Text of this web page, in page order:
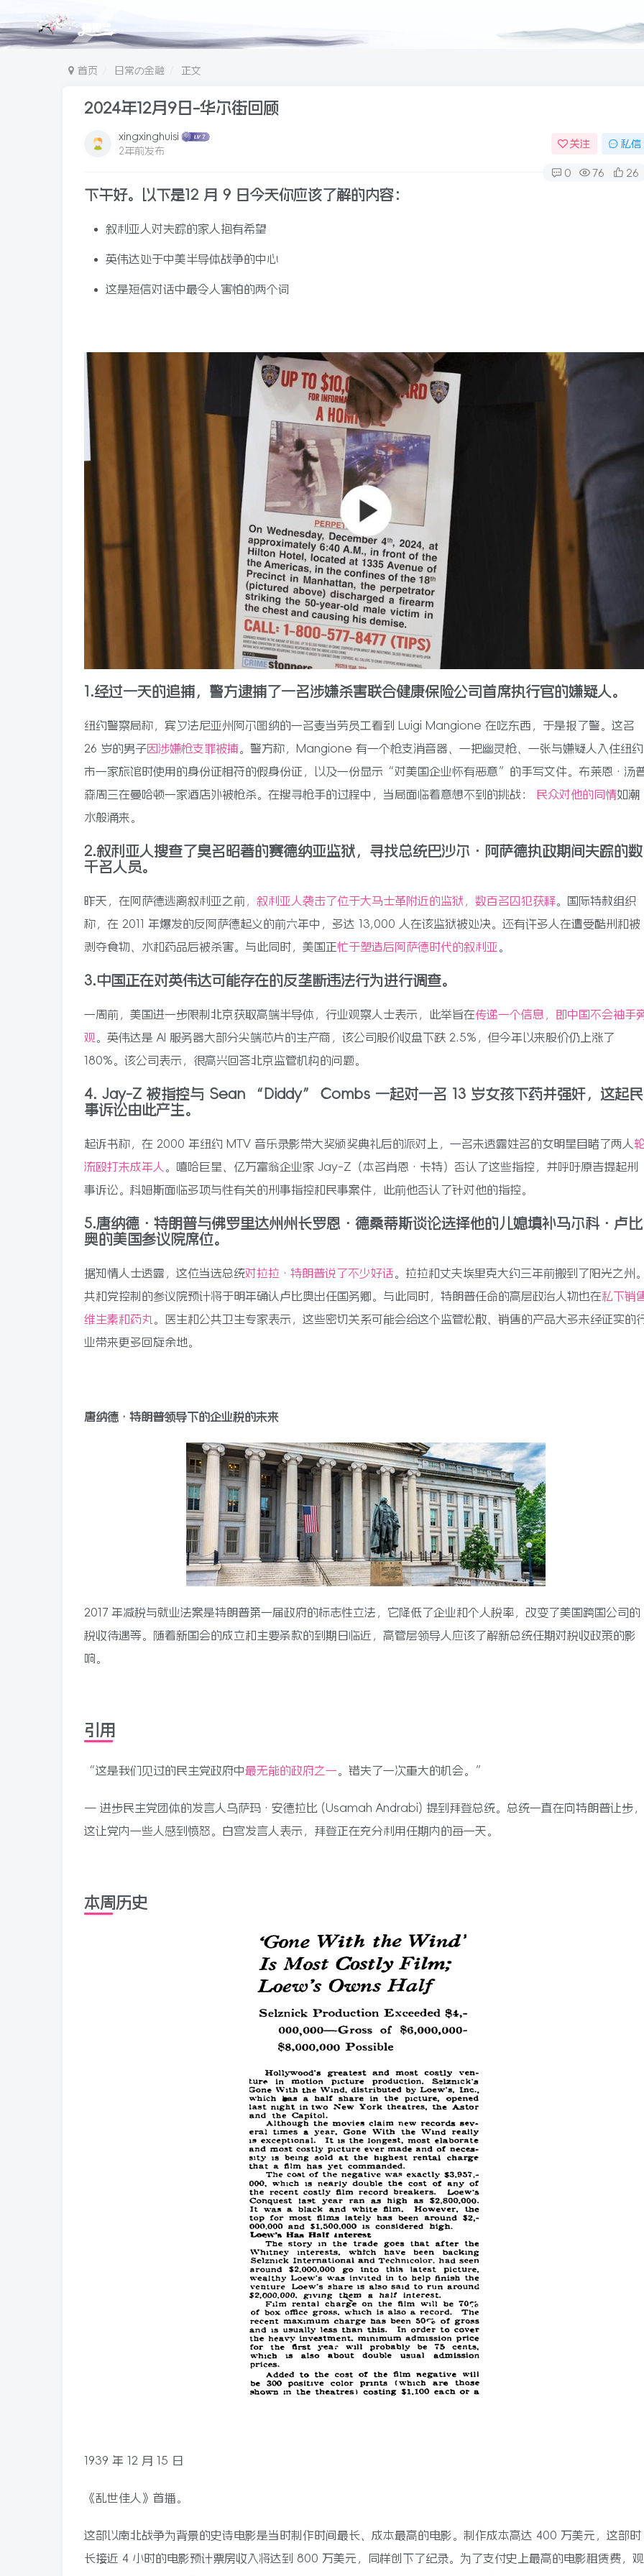
首页 日常の金融 正文
2024年12月9日-华尔街回顾
xingxinghuisi
2年前发布
关注 私信
0 76 26
下午好。以下是12 月 9 日今天你应该了解的内容：
叙利亚人对失踪的家人抱有希望
英伟达处于中美半导体战争的中心
这是短信对话中最令人害怕的两个词
1.经过一天的追捕，警方逮捕了一名涉嫌杀害联合健康保险公司首席执行官的嫌疑人。
纽约警察局称，宾夕法尼亚州阿尔图纳的一名麦当劳员工看到 Luigi Mangione 在吃东西，于是报了警。这名
26 岁的男子因涉嫌枪支罪被捕 。警方称，Mangione 有一个枪支消音器、一把幽灵枪、一张与嫌疑人入住纽约
市一家旅馆时使用的身份证相符的假身份证，以及一份显示“对美国企业怀有恶意”的手写文件。布莱恩·汤
森周三在曼哈顿一家酒店外被枪杀。在搜寻枪手的过程中，当局面临着意想不到的挑战：
民众对他的同情如潮
水般涌来。
2.叙利亚人搜查了臭名昭著的赛德纳亚监狱，寻找总统巴沙尔·阿萨德执政期间失踪的数
千名人员。
昨天，在阿萨德逃离叙利亚之前 ，叙利亚人袭击了位于大马士革附近的监狱，数百名囚犯获释 。国际特赦组织
称，在 2011 年爆发的反阿萨德起义的前六年中，多达 13,000 人在该监狱被处决。还有许多人在遭受酷刑和被
剥夺食物、水和药品后被杀害。与此同时，美国正忙于塑造后阿萨德时代的叙利亚
3.中国正在对英伟达可能存在的反垄断违法行为进行调查。
一周前，美国进一步限制北京获取高端半导体，行业观察人士表示，此举旨在传递一个信息，即中国不会袖手
观
。英伟达是 AI 服务器大部分尖端芯片的生产商，该公司股价收盘下跌 2.5%，但今年以来股价仍上涨了
180%。该公司表示，很高兴回答北京监管机构的问题。
4. Jay-Z 被指控与 Sean “Diddy” Combs 一起对一名 13 岁女孩下药并强奸，这起民
事诉讼由此产生。
起诉书称，在 2000 年纽约 MTV 音乐录影带大奖颁奖典礼后的派对上，一名未透露姓名的女明星目睹了两人
流殴打未成年人
。嘻哈巨星、亿万富翁企业家 Jay-Z（本名肖恩·卡特）否认了这些指控，并呼吁原告提起刑
事诉讼。科姆斯面临多项与性有关的刑事指控和民事案件，此前他否认了针对他的指控。
5.唐纳德·特朗普与佛罗里达州州长罗恩·德桑蒂斯谈论选择他的儿媳填补马尔科·卢比
奥的美国参议院席位。
据知情人士透露，这位当选总统对拉拉·特朗普说了不少好话 。拉拉和丈夫埃里克大约三年前搬到了阳光之州
共和党控制的参议院预计将于明年确认卢比奥出任国务卿。与此同时，特朗普任命的高层政治人物也在私下销
维生素和药丸
。医生和公共卫生专家表示，这些密切关系可能会给这个监管松散、销售的产品大多未经证实的
业带来更多回旋余地。
唐纳德·特朗普领导下的企业税的未来
2017 年减税与就业法案是特朗普第一届政府的标志性立法，它降低了企业和个人税率，改变了美国跨国公司的
税收待遇等。随着新国会的成立和主要条款的到期日临近，高管层领导人应该了解新总统任期对税收政策的影
响。
引用
“这是我们见过的民主党政府中最无能的政府之一 。错失了一次重大的机会。”
— 进步民主党团体的发言人乌萨玛·安德拉比 (Usamah Andrabi) 提到拜登总统。总统一直在向特朗普让步，
这让党内一些人感到愤怒。白宫发言人表示，拜登正在充分利用任期内的每一天。
本周历史
1939 年 12 月 15 日
《乱世佳人》首播。
这部以南北战争为背景的史诗电影是当时制作时间最长、成本最高的电影。制作成本高达 400 万美元，这部时
长接近 4 小时的电影预计票房收入将达到 800 万美元，同样创下了纪录。为了支付史上最高的电影租赁费，观